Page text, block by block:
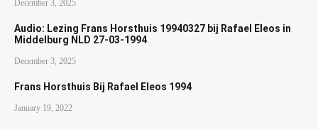
December 3, 2025
Audio: Lezing Frans Horsthuis 19940327 bij Rafael Eleos in
Middelburg NLD 27-03-1994
December 3, 2025
Frans Horsthuis Bij Rafael Eleos 1994
January 19, 2022